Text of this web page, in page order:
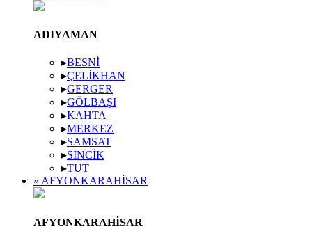
ADIYAMAN
▸BESNI
▸ÇELIKHAN
▸GERGER
▸GÖLBAŞI
▸KAHTA
▸MERKEZ
▸SAMSAT
▸SINCIK
▸TUT
» AFYONKARAHISAR
AFYONKARAHISAR